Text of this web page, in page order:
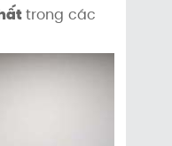
trong các